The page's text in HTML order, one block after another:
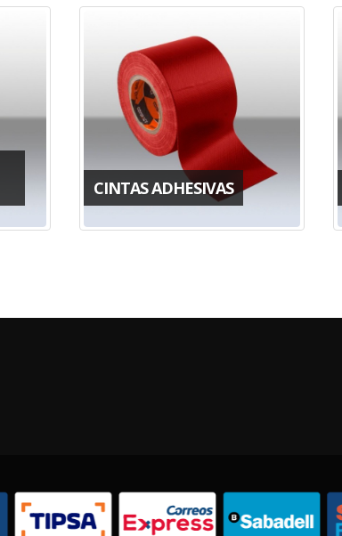
CINTAS ADHESIVAS